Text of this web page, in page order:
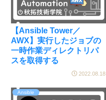
【Ansible Tower／
AWX】実行したジョブの
一時作業ディレクトリパ
スを取得する
2022.08.18
Ansible